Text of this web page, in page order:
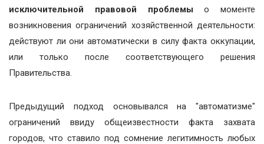
исключительной правовой проблемы о моменте
возникновения ограничений хозяйственной деятельности:
действуют ли они автоматически в силу факта оккупации,
или только после соответствующего решения
Правительства.
Предыдущий подход основывался на "автоматизме"
ограничений ввиду общеизвестности факта захвата
городов, что ставило под сомнение легитимность любых